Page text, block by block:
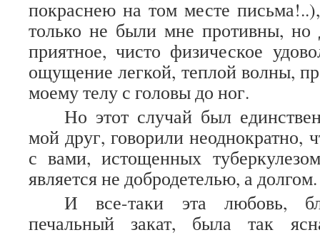
покраснею на том месте
только не были мне противны, но
приятное, чисто физическое
ощущение легкой, теплой волны,
моему телу с головы до ног.
Но этот случай был
мой друг, говорили неоднократно,
с вами, истощенных
является не добродетелью, а долгом.
И все-таки эта любовь,
печальный закат, была так